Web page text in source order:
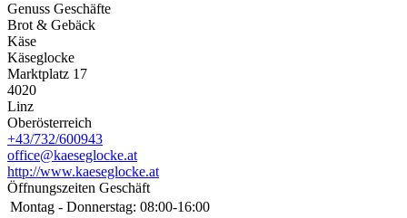
Genuss Geschäfte
Brot & Gebäck
Käse
Käseglocke
Marktplatz 17
4020
Linz
Oberösterreich
+43/732/600943
office@kaeseglocke.at
http://www.kaeseglocke.at
Öffnungszeiten Geschäft
Montag - Donnerstag: 08:00-16:00